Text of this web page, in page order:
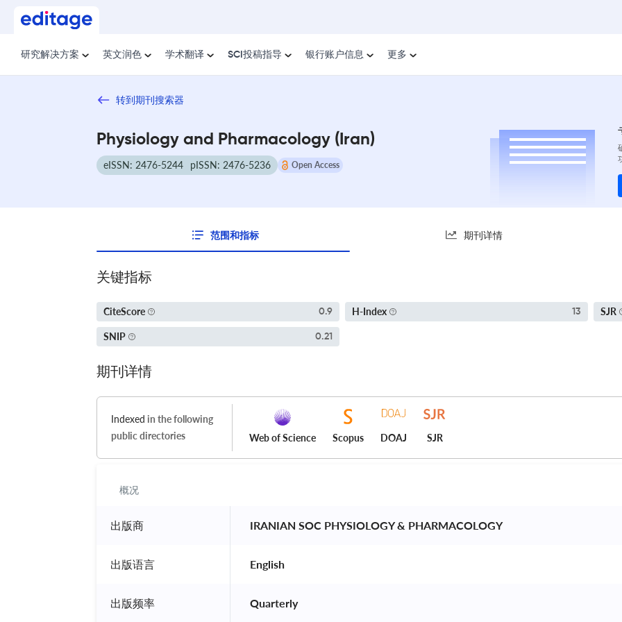
研究解决方案 英文润色 学术翻译 SCI投稿指导 银行账户信息 更多
转到期刊搜索器
Physiology and Pharmacology (Iran)
eISSN: 2476-5244 pISSN: 2476-5236 Open Access
范围和指标 期刊详情
关键指标
CiteScore 0.9 H-Index 13 SJR
SNIP 0.21
期刊详情
Indexed in the following
public directories
Web of Science Scopus DOAJ SJR
概况
出版商 IRANIAN SOC PHYSIOLOGY & PHARMACOLOGY
出版语言 English
出版频率 Quarterly